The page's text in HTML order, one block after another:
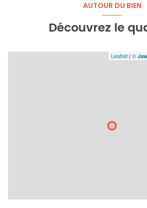
AUTOUR DU BIEN
Découvrez le
Leaflet | ©